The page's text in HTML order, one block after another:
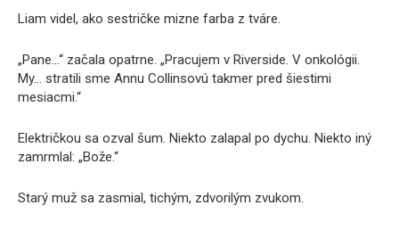
Liam videl, ako sestričke mizne farba z tváre.
„Pane…“ začala opatrne. „Pracujem v Riverside. V onkológii.
My… stratili sme Annu Collinsovú takmer pred šiestimi
mesiacmi.“
Električkou sa ozval šum. Niekto zalapal po dychu. Niekto iný
zamrmlal: „Bože.“
Starý muž sa zasmial, tichým, zdvorilým zvukom.